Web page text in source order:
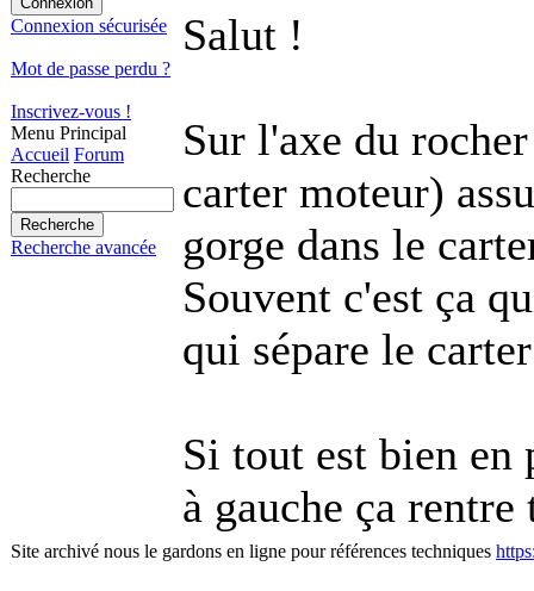
Connexion sécurisée
Mot de passe perdu ?
Inscrivez-vous !
Menu Principal
Accueil Forum
Recherche
Recherche avancée
Salut !
Sur l'axe du
carter moteur)
gorge dans le
Souvent c'est ça
qui sépare le
Si tout est bien en
à gauche ça rentre
Site archivé nous le gardons en ligne pour références techniques